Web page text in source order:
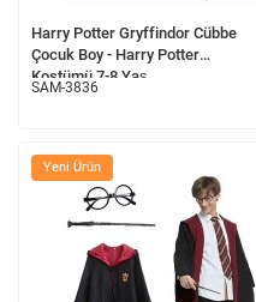
Harry Potter Gryffindor Cübbe
Çocuk Boy - Harry Potter
Kostümü 7-8 Yaş
SAM-3836
Yeni Ürün